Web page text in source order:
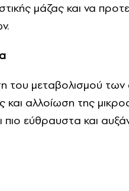
μάζας και να
του μεταβολισμού των
αλλοίωση της
εύθραυστα και